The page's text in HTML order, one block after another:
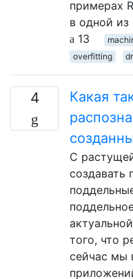
примерах
в одной из
13
overfitting
4
Какая
С
создавать
того, что
сейчас мы